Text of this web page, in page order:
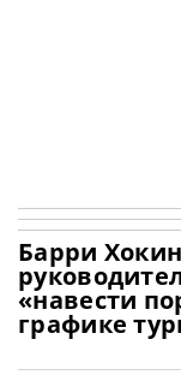
Барри
«навести
графике